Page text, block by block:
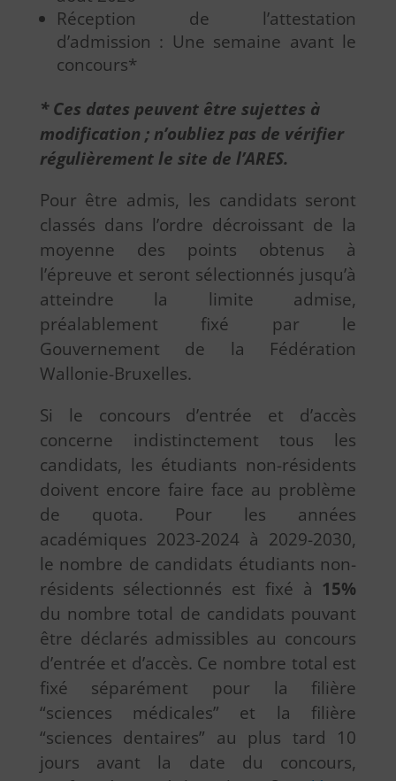
Réception de l’attestation
d’admission : Une semaine avant le
concours*
* Ces dates peuvent être sujettes à
modification ; n’oubliez pas de vérifier
régulièrement le site de l’ARES.
Pour être admis, les candidats seront
classés dans l’ordre décroissant de la
moyenne des points obtenus à
l’épreuve et seront sélectionnés jusqu’à
atteindre la limite admise,
préalablement fixé par le
Gouvernement de la Fédération
Wallonie-Bruxelles.
Si le concours d’entrée et d’accès
concerne indistinctement tous les
candidats, les étudiants non-résidents
doivent encore faire face au problème
de quota. Pour les années
académiques 2023-2024 à 2029-2030,
le nombre de candidats étudiants non-
résidents sélectionnés est fixé à 15%
du nombre total de candidats pouvant
être déclarés admissibles au concours
d’entrée et d’accès. Ce nombre total est
fixé séparément pour la filière
“sciences médicales” et la filière
“sciences dentaires” au plus tard 10
jours avant la date du concours,